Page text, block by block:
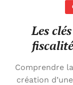
Les
Comprendre
création